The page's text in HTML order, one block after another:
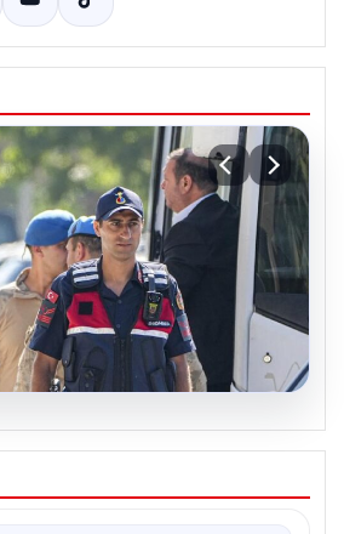
Başkanı İlkay Çiçek
Hakkında Tutuklama